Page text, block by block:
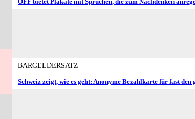
BARGELDERSATZ
Schweiz zeigt, wie es geht: Anonyme Bezahlkarte für fast